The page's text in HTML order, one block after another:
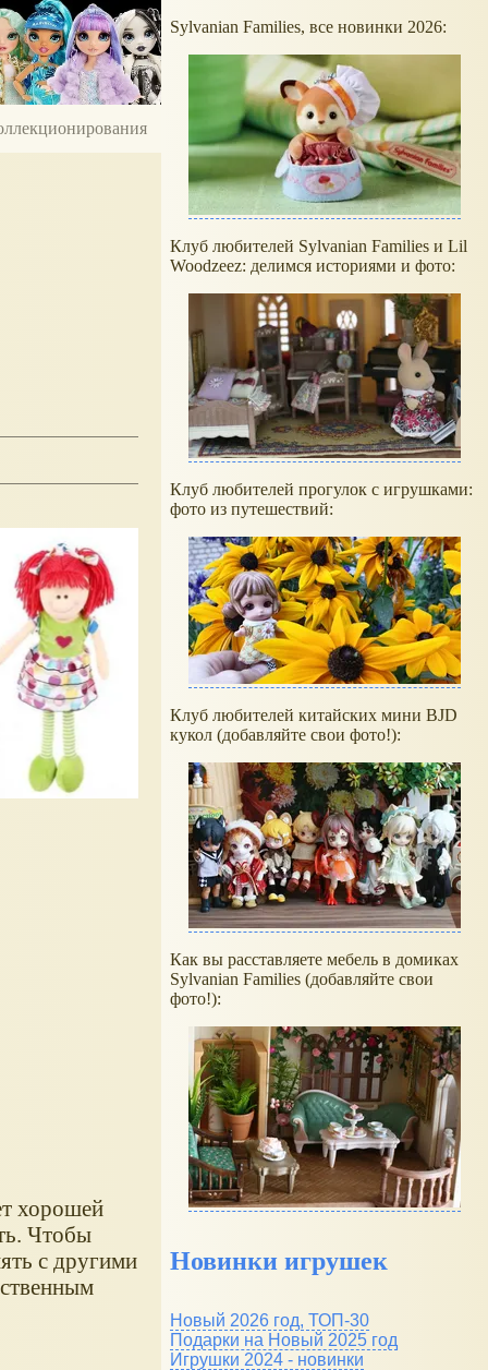
хорошей
Чтобы
с другими
Sylvanian Families, все новинки 2026:
Клуб любителей Sylvanian Families и Lil
Woodzeez: делимся историями и фото:
Клуб любителей прогулок с игрушками:
фото из путешествий:
Клуб любителей китайских мини BJD
кукол (добавляйте свои фото!):
Как вы расставляете мебель в домиках
Sylvanian Families (добавляйте свои
фото!):
Новинки игрушек
Новый 2026 год, ТОП-30
Подарки на Новый 2025 год
Игрушки 2024 - новинки